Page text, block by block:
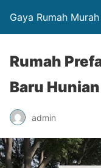
Gaya Rumah Murah
Rumah
Baru
admin